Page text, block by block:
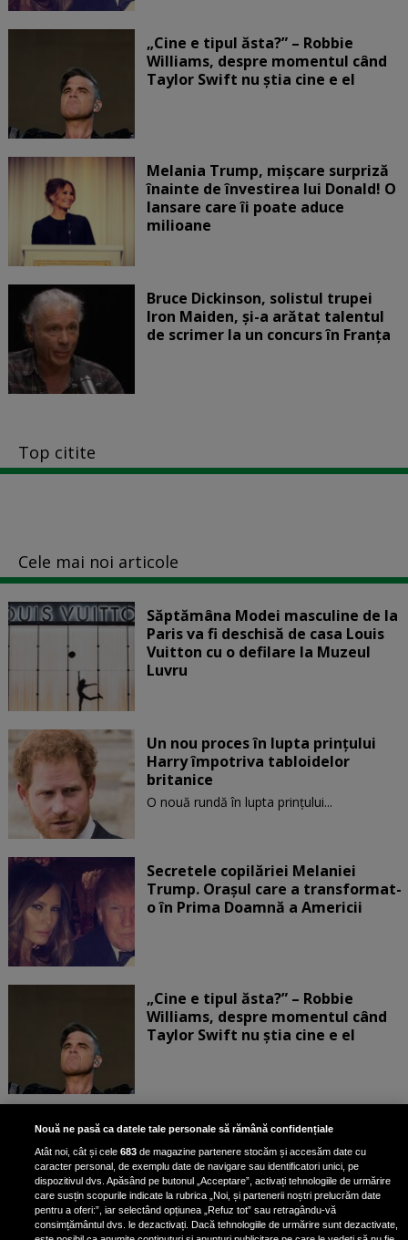
„Cine e tipul ăsta?” – Robbie
Williams, despre momentul când
Taylor Swift nu știa cine e el
Melania Trump, mișcare surpriză
înainte de învestirea lui Donald! O
lansare care îi poate aduce
milioane
Bruce Dickinson, solistul trupei
Iron Maiden, şi-a arătat talentul
de scrimer la un concurs în Franţa
Top citite
Cele mai noi articole
Săptămâna Modei masculine de la
Paris va fi deschisă de casa Louis
Vuitton cu o defilare la Muzeul
Luvru
Un nou proces în lupta prinţului
Harry împotriva tabloidelor
britanice
O nouă rundă în lupta prinţului...
Secretele copilăriei Melaniei
Trump. Orașul care a transformat-
o în Prima Doamnă a Americii
„Cine e tipul ăsta?” – Robbie
Williams, despre momentul când
Taylor Swift nu știa cine e el
Bruce Dickinson, solistul trupei
Iron Maiden, şi-a arătat talentul
de scrimer la un concurs în Franţa
Nouă ne pasă ca datele tale personale să rămână confidențiale
Atât noi, cât și cele683 de magazine partenere stocăm și accesăm date cu
caracter personal, de exemplu date de navigare sau identificatori unici, pe
dispozitivul dvs. Apăsând pe butonul „Acceptare”, activați tehnologiile de urmărire
care susțin scopurile indicate la rubrica „Noi, și partenerii noștri prelucrăm date
pentru a oferi:”, iar selectând opțiunea „Refuz tot” sau retragându-vă
consimțământul dvs. le dezactivați. Dacă tehnologiile de urmărire sunt dezactivate,